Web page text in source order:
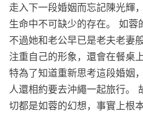
走入下一段婚姻而忘記陳光輝
生命中不可缺少的存在。 如蓉
不過她和老公早已是老夫老妻
注重自己的形象，還會在餐桌
特為了知道重新思考這段婚姻
人還相約要去沖繩一起旅行。
切都是如蓉的幻想，事實上根